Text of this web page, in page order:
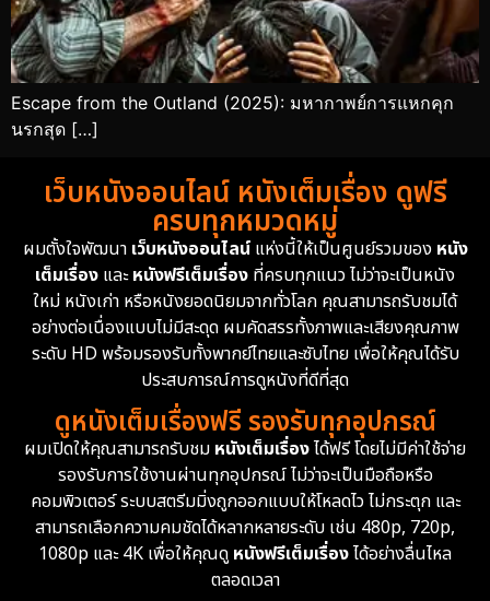
Escape from the Outland (2025): มหากาพย์การแหกคุก
นรกสุด […]
เว็บหนังออนไลน์ หนังเต็มเรื่อง ดูฟรี
ครบทุกหมวดหมู่
ผมตั้งใจพัฒนา เว็บหนังออนไลน์แห่งนี้ให้เป็นศูนย์รวมของ หนัง
เต็มเรื่อง และหนังฟรีเต็มเรื่อง ที่ครบทุกแนว ไม่ว่าจะเป็นหนัง
ใหม่ หนังเก่า หรือหนังยอดนิยมจากทั่วโลก คุณสามารถรับชมได้
อย่างต่อเนื่องแบบไม่มีสะดุด ผมคัดสรรทั้งภาพและเสียงคุณภาพ
ระดับ HD พร้อมรองรับทั้งพากย์ไทยและซับไทย เพื่อให้คุณได้รับ
ประสบการณ์การดูหนังที่ดีที่สุด
ดูหนังเต็มเรื่องฟรี รองรับทุกอุปกรณ์
ผมเปิดให้คุณสามารถรับชม หนังเต็มเรื่องได้ฟรี โดยไม่มีค่าใช้จ่าย
รองรับการใช้งานผ่านทุกอุปกรณ์ ไม่ว่าจะเป็นมือถือหรือ
คอมพิวเตอร์ ระบบสตรีมมิ่งถูกออกแบบให้โหลดไว ไม่กระตุก และ
สามารถเลือกความคมชัดได้หลากหลายระดับ เช่น 480p, 720p,
1080p และ 4K เพื่อให้คุณดูหนังฟรีเต็มเรื่องได้อย่างลื่นไหล
ตลอดเวลา